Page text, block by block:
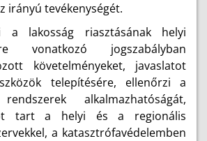
irányú tevékenységét.
a lakosság riasztásának helyi
vonatkozó jogszabályban
követelményeket, javaslatot
telepítésére, ellenőrzi a
alkalmazhatóságát,
tart a helyi és a regionális
a katasztrófavédelemben